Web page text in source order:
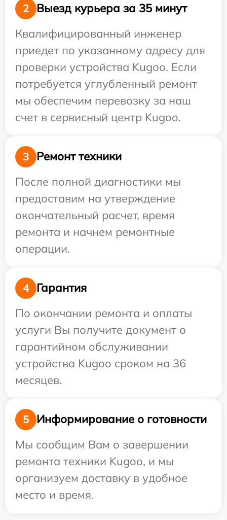
2
Выезд курьера за 35 минут
Квалифицированный инженер
приедет по указанному адресу для
проверки устройства Kugoo. Если
потребуется углубленный ремонт
мы обеспечим перевозку за наш
счет в сервисный центр Kugoo.
3
Ремонт техники
После полной диагностики мы
предоставим на утверждение
окончательный расчет, время
ремонта и начнем ремонтные
операции.
4
Гарантия
По окончании ремонта и оплаты
услуги Вы получите документ о
гарантийном обслуживании
устройства Kugoo сроком на 36
месяцев.
5
Информирование о готовности
Мы сообщим Вам о завершении
ремонта техники Kugoo, и мы
организуем доставку в удобное
место и время.